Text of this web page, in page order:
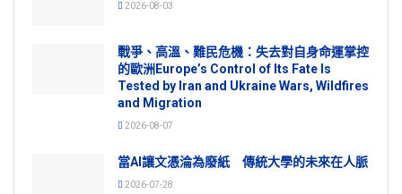
2026-08-03
戰爭、高溫、難民危機：失去對自身命運掌控
的歐洲Europe’s Control of Its Fate Is
Tested by Iran and Ukraine Wars, Wildfires
and Migration
2026-08-07
當AI讓文憑淪為廢紙 傳統大學的未來在人脈
2026-07-28